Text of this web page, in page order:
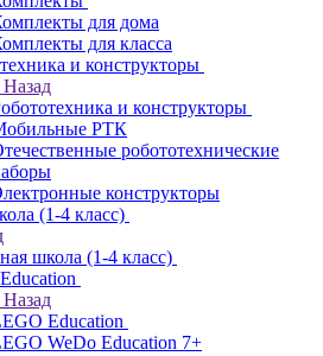
для дома
для класса
и конструкторы
Назад
и конструкторы
РТК
робототехнические
конструкторы
(1-4 класс)
школа (1-4 класс)
Назад
Education
WeDo Education 7+